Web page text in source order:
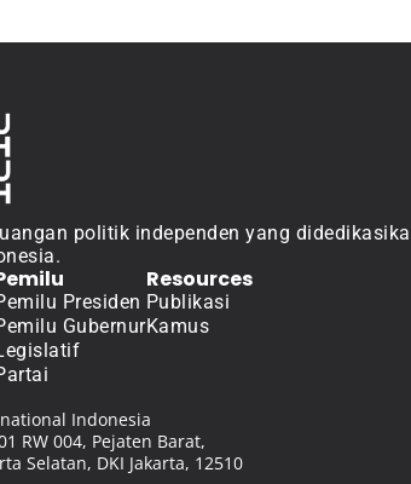
politik independen yang
Presiden
Gubernur
Resources
Publikasi
Kamus
Indonesia
RW 004, Pejaten Barat,
Selatan, DKI Jakarta, 12510